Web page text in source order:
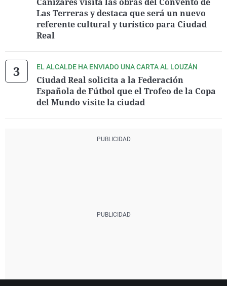
Las Terreras y destaca que será un nuevo
referente cultural y turístico para Ciudad
Real
EL ALCALDE HA ENVIADO UNA CARTA AL LOUZÁN
Ciudad Real solicita a la Federación
Española de Fútbol que el Trofeo de la Copa
del Mundo visite la ciudad